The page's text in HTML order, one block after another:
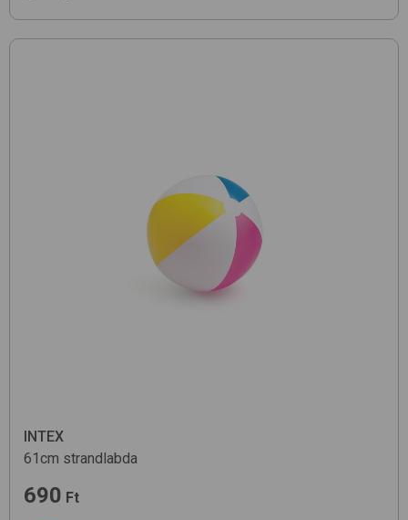
INTEX
61cm strandlabda
690 Ft